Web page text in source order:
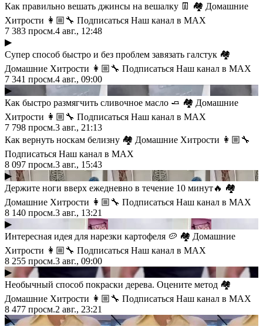
Как правильно вешать джинсы на вешалку 👖 🏘 Домашние
Хитрости 👩🏼‍🔧 Подписаться Наш канал в MAX
7 383 просм.4 авг., 12:48
▶
Супер способ быстро и без проблем завязать галстук 🏘
Домашние Хитрости 👩🏼‍🔧 Подписаться Наш канал в MAX
7 341 просм.4 авг., 09:00
▶
Как быстро размягчить сливочное масло 🧈 🏘 Домашние
Хитрости 👩🏼‍🔧 Подписаться Наш канал в MAX
7 798 просм.3 авг., 21:13
Как вернуть носкам белизну 🏘 Домашние Хитрости 👩🏼‍🔧
Подписаться Наш канал в MAX
8 097 просм.3 авг., 15:43
▶
Держите ноги вверх ежедневно в течение 10 минут🔥 🏘
Домашние Хитрости 👩🏼‍🔧 Подписаться Наш канал в MAX
8 140 просм.3 авг., 13:21
▶
Интересная идея для нарезки картофеля 🥔 🏘 Домашние
Хитрости 👩🏼‍🔧 Подписаться Наш канал в MAX
8 255 просм.3 авг., 09:00
▶
Необычный способ покраски дерева. Оцените метод 🏘
Домашние Хитрости 👩🏼‍🔧 Подписаться Наш канал в MAX
8 477 просм.2 авг., 23:21
▶